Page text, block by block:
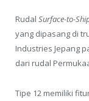
Rudal Surface-to-
yang dipasang di
Industries Jepang
dari rudal
Tipe 12 memiliki